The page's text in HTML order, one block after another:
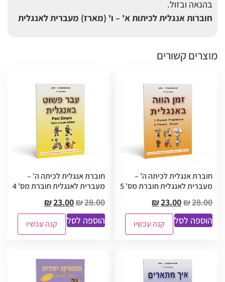
בהנאה ובזול.
חוברות אנגלית לכיתות א' – ו' (מארז) מעברית לאנגלית
מוצרים קשורים
חוברת אנגלית לכיתה ה' –
מעברית לאנגלית חוברת מס' 5
₪28.00
₪23.00
הוספה לסל
קנה עכשיו
חוברת אנגלית לכיתה ה' –
מעברית לאנגלית חוברת מס' 4
₪28.00
₪23.00
הוספה לסל
קנה עכשיו